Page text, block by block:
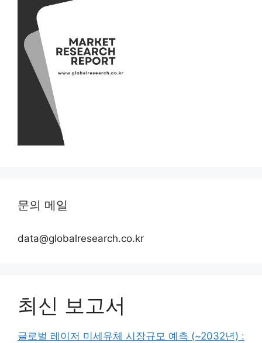
문의 메일
data@globalresearch.co.kr
최신 보고서
글로벌 레이저 미세유체 시장규모 예측 (~2032년) :